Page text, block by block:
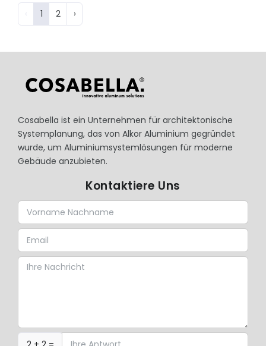
‹ 1 2 ›
Cosabella ist ein Unternehmen für architektonische
Systemplanung, das von Alkor Aluminium gegründet
wurde, um Aluminiumsystemlösungen für moderne
Gebäude anzubieten.
Kontaktiere Uns